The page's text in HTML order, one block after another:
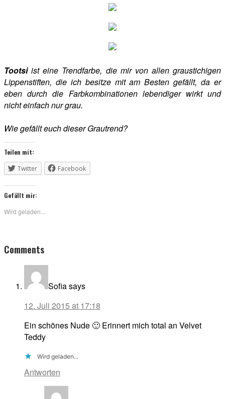
Tootsiist eine Trendfarbe, die mir von allen graustichigen
Lippenstiften, die ich besitze mit am Besten gefällt, da er
eben durch die Farbkombinationen lebendiger wirkt und
nicht einfach nur grau.
Wie gefällt euch dieser Grautrend?
Teilen mit:
Twitter
Facebook
Gefällt mir:
Wird geladen...
Reader
Interactions
Comments
Sofiasays
12. Juli 2015 at 17:18
Ein schönes Nude 🙂 Erinnert mich total an Velvet
Teddy
Wird geladen...
Antworten